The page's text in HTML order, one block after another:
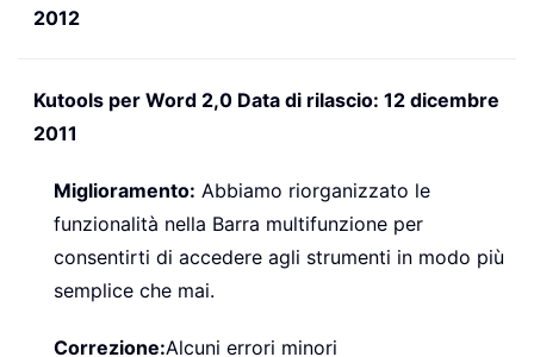
2012
Kutools per Word 2,0 Data di rilascio: 12 dicembre
2011
Miglioramento: Abbiamo riorganizzato le
funzionalità nella Barra multifunzione per
consentirti di accedere agli strumenti in modo più
semplice che mai.
Correzione:Alcuni errori minori